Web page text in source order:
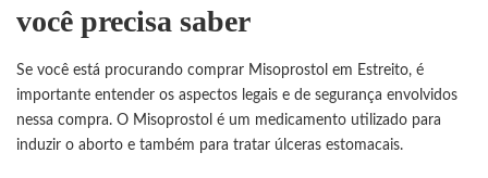
você precisa saber
Se você está procurando comprar Misoprostol em Estreito, é
importante entender os aspectos legais e de segurança envolvidos
nessa compra. O Misoprostol é um medicamento utilizado para
induzir o aborto e também para tratar úlceras estomacais.